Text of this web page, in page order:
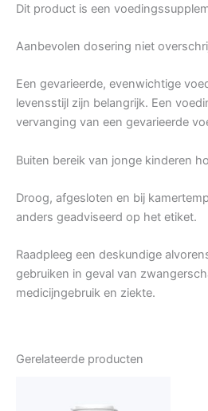
Dit product is een
Aanbevolen dosering niet
Een gevarieerde, evenwichtige
levensstijl zijn belangrijk. Een
vervanging van een gevarieerde
Buiten bereik van jonge kinderen
Droog, afgesloten en bij
anders geadviseerd op het etiket.
Raadpleeg een deskundige
gebruiken in geval van
medicijngebruik en ziekte.
Gerelateerde producten